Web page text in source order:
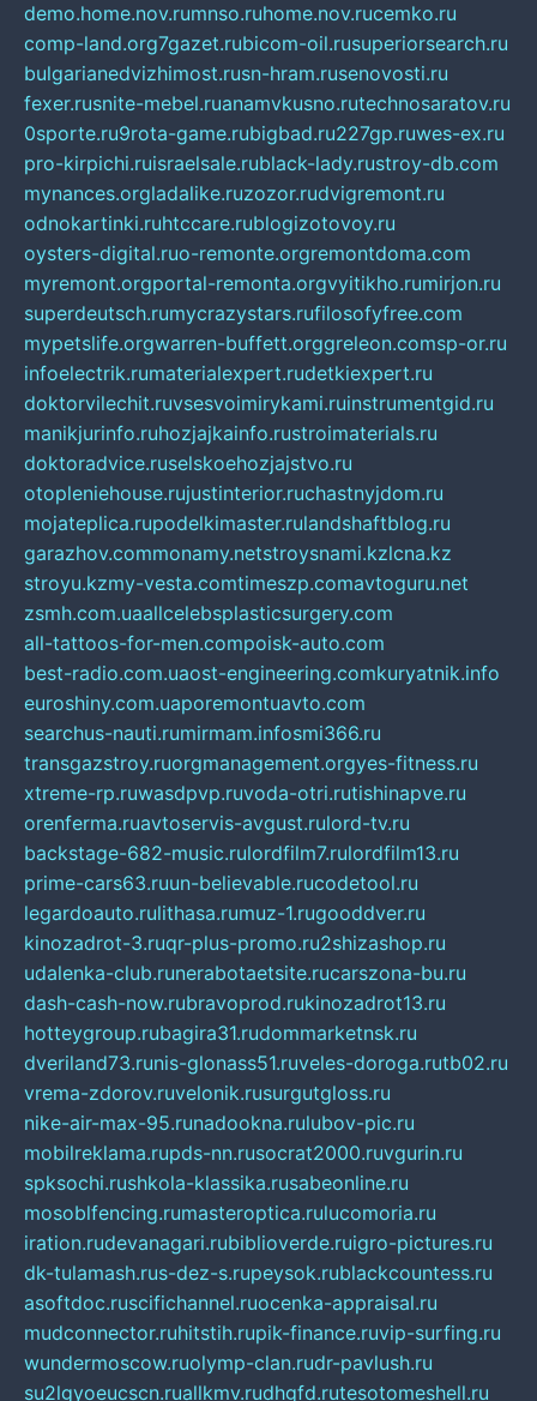
demo.home.nov.rumnso.ruhome.nov.rucemko.ru
comp-land.org7gazet.rubicom-oil.rusuperiorsearch.ru
bulgarianedvizhimost.rusn-hram.rusenovosti.ru
fexer.rusnite-mebel.ruanamvkusno.rutechnosaratov.ru
0sporte.ru9rota-game.rubigbad.ru227gp.ruwes-ex.ru
pro-kirpichi.ruisraelsale.rublack-lady.rustroy-db.com
mynances.orgladalike.ruzozor.rudvigremont.ru
odnokartinki.ruhtccare.rublogizotovoy.ru
oysters-digital.ruo-remonte.orgremontdoma.com
myremont.orgportal-remonta.orgvyitikho.rumirjon.ru
superdeutsch.rumycrazystars.rufilosofyfree.com
mypetslife.orgwarren-buffett.orggreleon.comsp-or.ru
infoelectrik.rumaterialexpert.rudetkiexpert.ru
doktorvilechit.ruvsesvoimirykami.ruinstrumentgid.ru
manikjurinfo.ruhozjajkainfo.rustroimaterials.ru
doktoradvice.ruselskoehozjajstvo.ru
otopleniehouse.rujustinterior.ruchastnyjdom.ru
mojateplica.rupodelkimaster.rulandshaftblog.ru
garazhov.commonamy.netstroysnami.kzlcna.kz
stroyu.kzmy-vesta.comtimeszp.comavtoguru.net
zsmh.com.uaallcelebsplasticsurgery.com
all-tattoos-for-men.compoisk-auto.com
best-radio.com.uaost-engineering.comkuryatnik.info
euroshiny.com.uaporemontuavto.com
searchus-nauti.rumirmam.infosmi366.ru
transgazstroy.ruorgmanagement.orgyes-fitness.ru
xtreme-rp.ruwasdpvp.ruvoda-otri.rutishinapve.ru
orenferma.ruavtoservis-avgust.rulord-tv.ru
backstage-682-music.rulordfilm7.rulordfilm13.ru
prime-cars63.ruun-believable.rucodetool.ru
legardoauto.rulithasa.rumuz-1.rugooddver.ru
kinozadrot-3.ruqr-plus-promo.ru2shizashop.ru
udalenka-club.runerabotaetsite.rucarszona-bu.ru
dash-cash-now.rubravoprod.rukinozadrot13.ru
hotteygroup.rubagira31.rudommarketnsk.ru
dveriland73.runis-glonass51.ruveles-doroga.rutb02.ru
vrema-zdorov.ruvelonik.rusurgutgloss.ru
nike-air-max-95.runadookna.rulubov-pic.ru
mobilreklama.rupds-nn.rusocrat2000.ruvgurin.ru
spksochi.rushkola-klassika.rusabeonline.ru
mosoblfencing.rumasteroptica.rulucomoria.ru
iration.rudevanagari.rubiblioverde.ruigro-pictures.ru
dk-tulamash.rus-dez-s.rupeysok.rublackcountess.ru
asoftdoc.ruscifichannel.ruocenka-appraisal.ru
mudconnector.ruhitstih.rupik-finance.ruvip-surfing.ru
wundermoscow.ruolymp-clan.rudr-pavlush.ru
su2lgyoeucscn.ruallkmv.rudhgfd.rutesotomeshell.ru